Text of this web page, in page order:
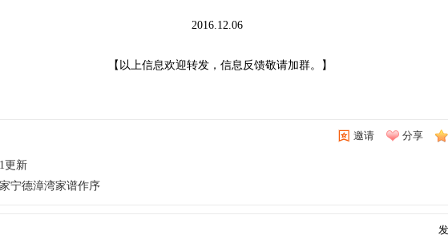
发，信息反馈敬请加群。】
分享
邀请
更新
宁德漳湾家谱作序